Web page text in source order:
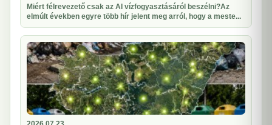
Miért félrevezető csak az AI vízfogyasztásáról beszélni?Az
elmúlt években egyre több hír jelent meg arról, hogy a meste...